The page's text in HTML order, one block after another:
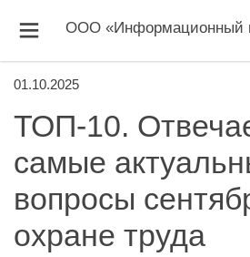
ООО «Информационный
01.10.2025
ТОП-10.
самые
вопросы
охране труда